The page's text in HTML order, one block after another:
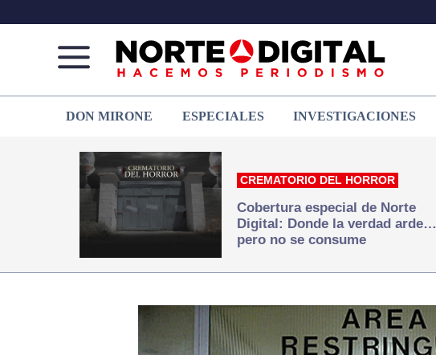
de
Juárez
que
hacemos periodismo
DON MIRONE ESPECIALES INVESTIGACIONES
CREMATORIO DEL HORROR
Cobertura especial de Norte
Digital: Donde la verdad arde…
pero no se consume